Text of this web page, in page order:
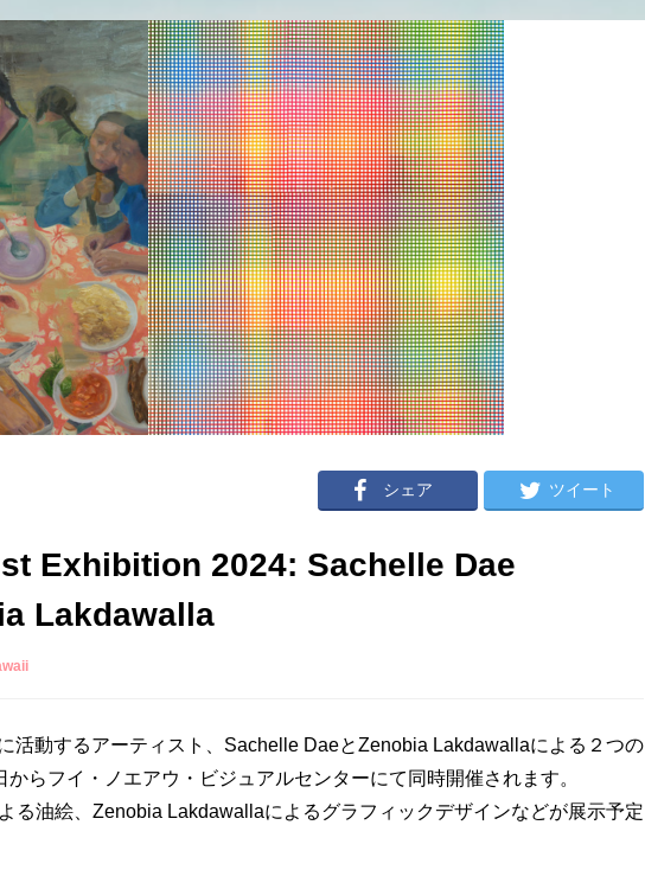
シェア ツイート
Exhibition 2024: Sachelle Dae
Lakdawalla
活動するアーティスト、Sachelle DaeとZenobia Lakdawallaによる２つの
からフイ・ノエアウ・ビジュアルセンターにて同時開催されます。
る油絵、Zenobia Lakdawallaによるグラフィックデザインなどが展示予定